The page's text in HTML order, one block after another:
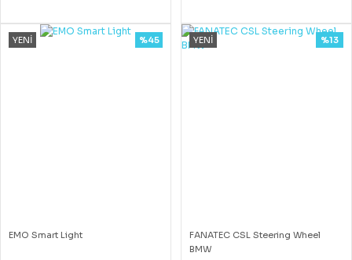
YENİ
EMO Smart Light
%45 YENİ
FANATEC CSL Steering Wheel
BMW
%13